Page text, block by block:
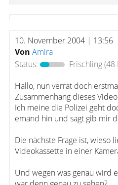
10. November 2004 | 13:56
Von Amira
Status:
Frischling(48
Hallo, nun verrat doch
Zusammenhang dieses
Ich meine die Polizei geht
emand hin und sagt gib mir
Die nächste Frage ist, wieso
Videokassette in einer
Und wegen was genau wird